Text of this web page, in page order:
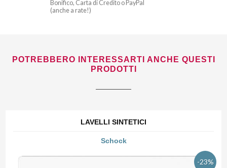
Bonifico, Carta di Credito o PayPal
(anche a rate!)
POTREBBERO INTERESSARTI ANCHE QUESTI
PRODOTTI
LAVELLI SINTETICI
Schock
-23%